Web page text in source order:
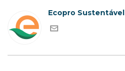
Ecopro Sustentável